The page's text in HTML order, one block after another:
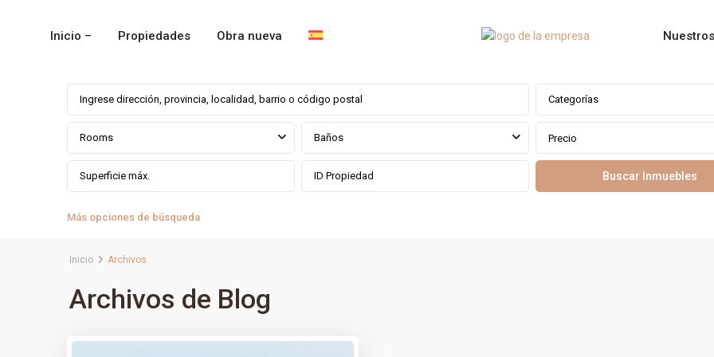
Inicio – Propiedades Obra nueva
Categorías
Rooms Baños Precio
Más opciones de búsqueda
Inicio Archivos
Archivos de Blog